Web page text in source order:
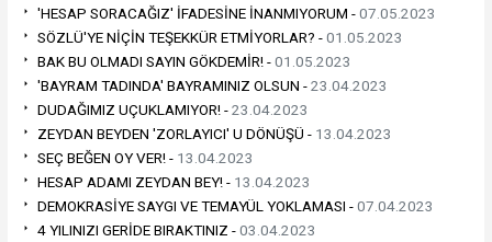
'HESAP SORACAĞIZ' İFADESİNE İNANMIYORUM -07.05.2023
SÖZLÜ'YE NİÇİN TEŞEKKÜR ETMİYORLAR? -01.05.2023
BAK BU OLMADI SAYIN GÖKDEMİR! -01.05.2023
'BAYRAM TADINDA' BAYRAMINIZ OLSUN -23.04.2023
DUDAĞIMIZ UÇUKLAMIYOR! -23.04.2023
ZEYDAN BEYDEN 'ZORLAYICI' U DÖNÜŞÜ - 13.04.2023
SEÇ BEĞEN OY VER! - 13.04.2023
HESAP ADAMI ZEYDAN BEY! - 13.04.2023
DEMOKRASİYE SAYGI VE TEMAYÜL YOKLAMASI -07.04.2023
4 YILINIZI GERİDE BIRAKTINIZ -03.04.2023